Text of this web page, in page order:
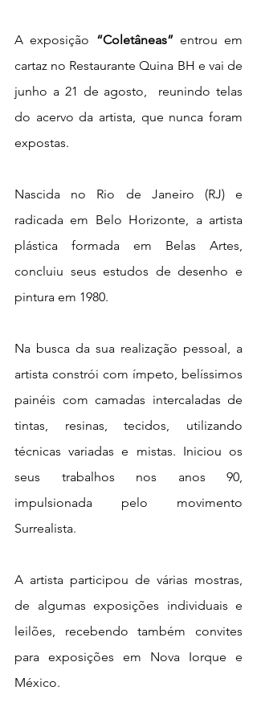
A exposição “Coletâneas” entrou em
cartaz no Restaurante Quina BH e vai de
junho a 21 de agosto,  reunindo telas
do acervo da artista, que nunca foram
expostas.
Nascida no Rio de Janeiro (RJ) e
radicada em Belo Horizonte, a artista
plástica formada em Belas Artes,
concluiu seus estudos de desenho e
pintura em 1980.
Na busca da sua realização pessoal, a
artista constrói com ímpeto, belíssimos
painéis com camadas intercaladas de
tintas, resinas, tecidos, utilizando
técnicas variadas e mistas. Iniciou os
seus trabalhos nos anos 90,
impulsionada pelo movimento
Surrealista.
A artista participou de várias mostras,
de algumas exposições individuais e
leilões, recebendo também convites
para exposições em Nova Iorque e
México.